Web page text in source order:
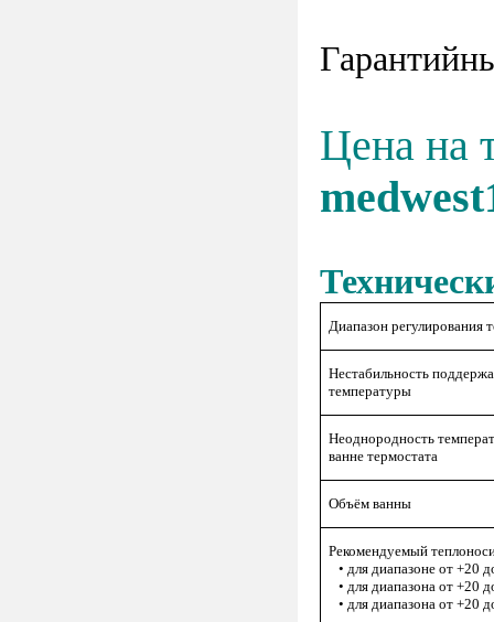
Цена на
Диапазон регулирования
Нестабильность
температуры
Неоднородность
ванне термостата
Объём ванны
Рекомендуемый
• для диапазоне от +20
• для диапазона от +20
• для диапазона от +20